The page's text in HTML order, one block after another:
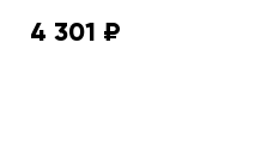
4 301 ₽